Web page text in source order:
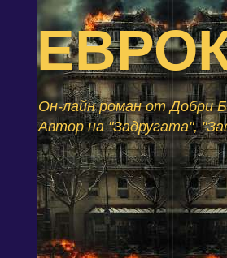
Он-лайн роман от Добри
Автор на "Задругата",